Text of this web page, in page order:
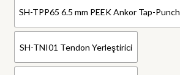
SH-TPP65 6.5 mm PEEK Ankor Tap-Punch
SH-TNI01 Tendon Yerleştirici